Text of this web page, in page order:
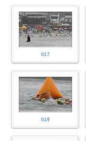
017
019